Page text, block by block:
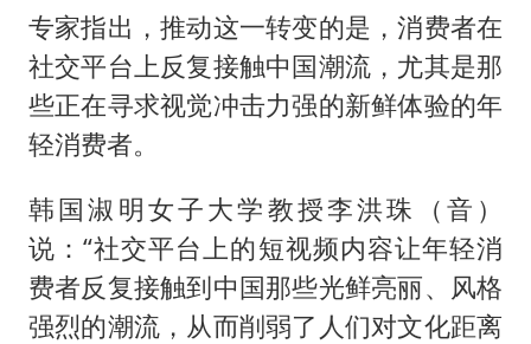
专家指出，推动这一转变的是，消费者在
社交平台上反复接触中国潮流，尤其是那
些正在寻求视觉冲击力强的新鲜体验的年
轻消费者。
韩国淑明女子大学教授李洪珠（音）
说：“社交平台上的短视频内容让年轻消
费者反复接触到中国那些光鲜亮丽、风格
强烈的潮流，从而削弱了人们对文化距离